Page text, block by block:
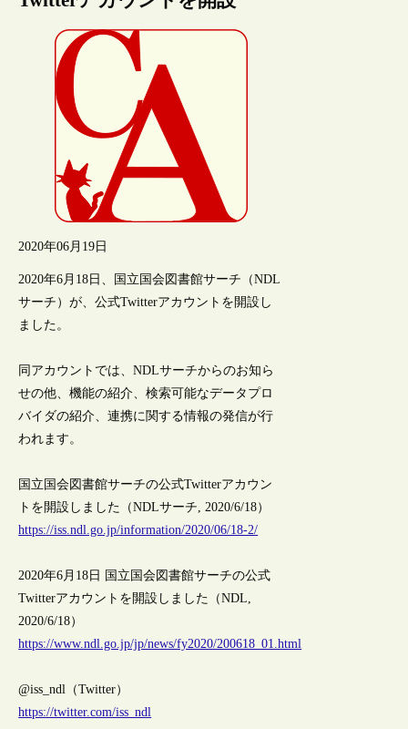
2020年06月19日
2020年6月18日、国立国会図書館サーチ（NDL
サーチ）が、公式Twitterアカウントを開設し
ました。
同アカウントでは、NDLサーチからのお知ら
せの他、機能の紹介、検索可能なデータプロ
バイダの紹介、連携に関する情報の発信が行
われます。
国立国会図書館サーチの公式Twitterアカウン
トを開設しました（NDLサーチ, 2020/6/18）
https://iss.ndl.go.jp/information/2020/06/18-2/
2020年6月18日 国立国会図書館サーチの公式
Twitterアカウントを開設しました（NDL,
2020/6/18）
https://www.ndl.go.jp/jp/news/fy2020/200618_01.html
@iss_ndl（Twitter）
https://twitter.com/iss_ndl